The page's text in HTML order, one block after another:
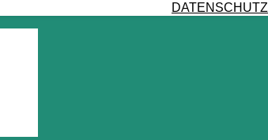
DATENSCHUTZ